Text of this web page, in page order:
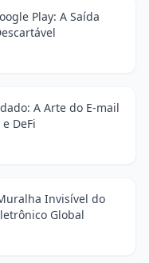
Play: A Saída
A Arte do E-mail
DeFi
Invisível do
Global